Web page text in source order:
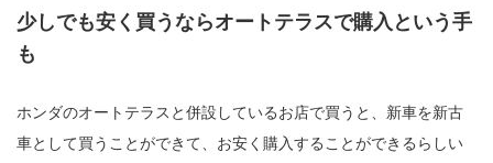
少しでも安く買うならオートテラスで購入という手
も
ホンダのオートテラスと併設しているお店で買うと、新車を新古
車として買うことができて、お安く購入することができるらしい